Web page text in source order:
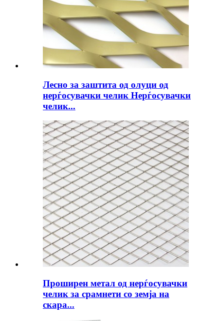
Лесно за заштита од олуци од
нерѓосувачки челик Нерѓосувачки
челик...
Проширен метал од нерѓосувачки
челик за срамнети со земја на
скара...